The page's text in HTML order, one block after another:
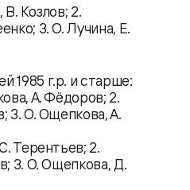
Козлов; 2.
3. О. Лучина, Е.
1985 г.р. и старше:
А. Фёдоров; 2.
3. О. Ощепкова, А.
Терентьев; 2.
3. О. Ощепкова, Д.